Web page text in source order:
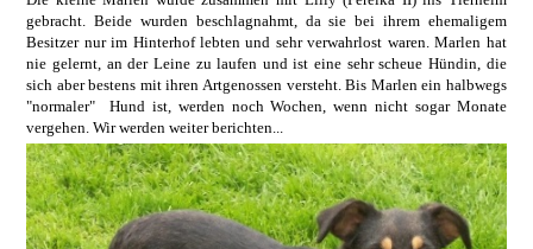
gebracht. Beide wurden beschlagnahmt, da sie bei ihrem ehemaligem
Besitzer nur im Hinterhof lebten und sehr verwahrlost waren. Marlen hat
nie gelernt, an der Leine zu laufen und ist eine sehr scheue Hündin, die
sich aber bestens mit ihren Artgenossen versteht. Bis Marlen ein halbwegs
"normaler" Hund ist, werden noch Wochen, wenn nicht sogar Monate
vergehen. Wir werden weiter berichten...